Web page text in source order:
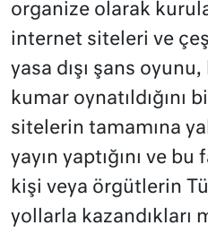
organize olarak
internet siteleri ve
yasa dışı şans
kumar oynatıldığını
sitelerin tamamına
yayın yaptığını ve
kişi veya örgütlerin
yollarla kazandıkları